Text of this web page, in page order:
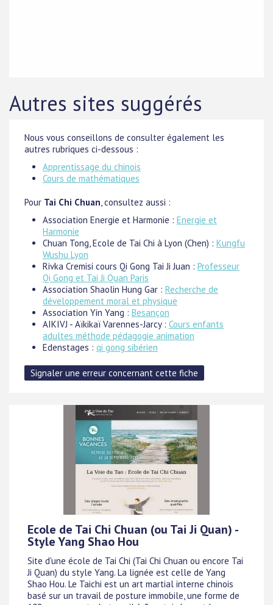
Autres sites suggérés
Nous vous conseillons de consulter également les
autres rubriques ci-dessous :
Apprentissage du chinois
Cours de mathématiques
Pour Tai Chi Chuan, consultez aussi :
Association Energie et Harmonie : Energie et
Harmonie
Chuan Tong, Ecole de Tai Chi à Lyon (Chen) : Kungfu
Wushu Lyon
Rivka Cremisi cours Qi Gong Tai Ji Juan : Professeur
Qi Gong et Tai Ji Quan Paris
Association Shaolin Hung Gar : Recherche de
développement moral et physique
Association Yin Yang : Besançon
AIKIVJ - Aïkikaï Varennes-Jarcy : Cours enfants
adultes méthode pédagogie animation
Edenstages : qi gong sibérien
Ecole de Tai Chi Chuan (ou Tai Ji Quan) -
Style Yang Shao Hou
Site d'une école de Tai Chi (Tai Chi Chuan ou encore Tai
Ji Quan) du style Yang. La lignée est celle de Yang
Shao Hou. Le Taichi est un art martial interne chinois
basé sur un travail de posture immobile, une forme de